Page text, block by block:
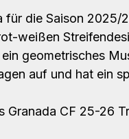
für die Saison 2025/
weißen
geometrisches
auf und hat ein
Granada CF 25-26